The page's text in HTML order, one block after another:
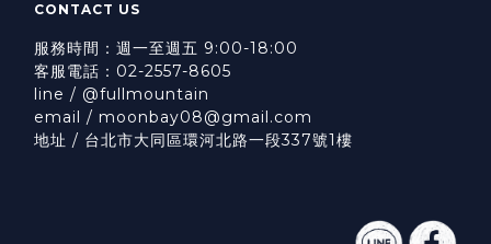
CONTACT US
服務時間：週一至週五 9:00-18:00
客服電話：02-2557-8605
line / @fullmountain
email / moonbay08@gmail.com
地址 / 台北市大同區環河北路一段337號1樓